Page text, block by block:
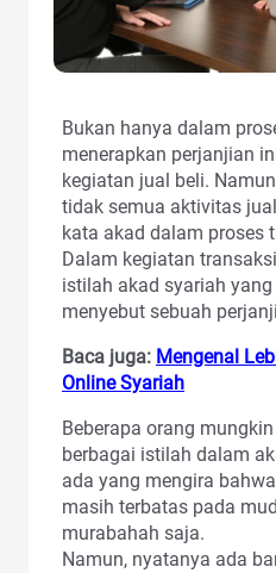
Bukan hanya dalam
menerapkan perjanjian
kegiatan jual beli.
tidak semua aktivitas
kata akad dalam proses
Dalam kegiatan
istilah akad syariah
menyebut sebuah
Baca juga: Mengenal
Online Syariah
Beberapa orang
berbagai istilah dalam
ada yang mengira
masih terbatas pada
murabahah saja.
Namun, nyatanya ada